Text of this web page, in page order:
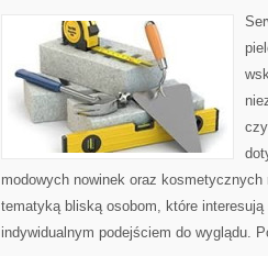
modowych nowinek oraz
tematyką bliską osobom, które
indywidualnym podejściem do wyglądu.